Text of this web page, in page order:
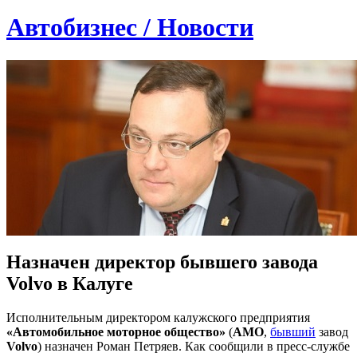
Автобизнес / Новости
Назначен директор бывшего завода
Volvo в Калуге
Исполнительным директором калужского предприятия
«Автомобильное моторное общество» (АМО, бывший завод
Volvo) назначен Роман Петряев. Как сообщили в пресс-службе